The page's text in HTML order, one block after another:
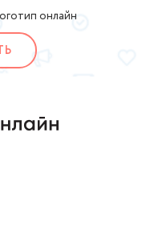
онлайн